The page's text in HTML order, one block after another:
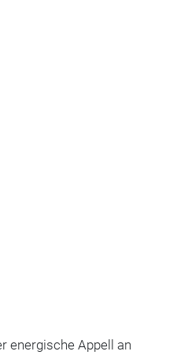
energische Appell an